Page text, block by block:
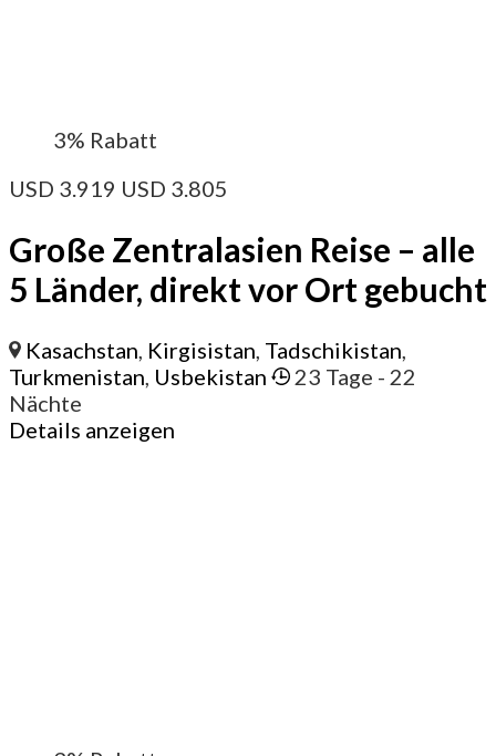
3% Rabatt
USD 3.919 USD 3.805
Große Zentralasien Reise – alle
5 Länder, direkt vor Ort gebucht
Kasachstan Kirgisistan Tadschikistan
Turkmenistan Usbekistan 23 Tage - 22
Nächte
Details anzeigen